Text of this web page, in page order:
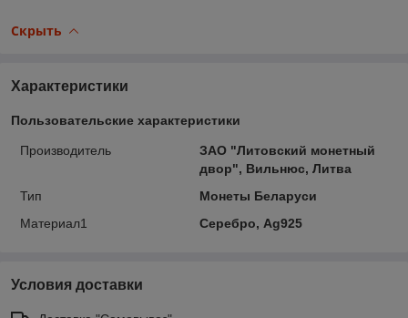
Скрыть
Характеристики
Пользовательские характеристики
Производитель
ЗАО "Литовский монетный
двор", Вильнюс, Литва
Тип
Монеты Беларуси
Материал1
Серебро, Ag925
Условия доставки